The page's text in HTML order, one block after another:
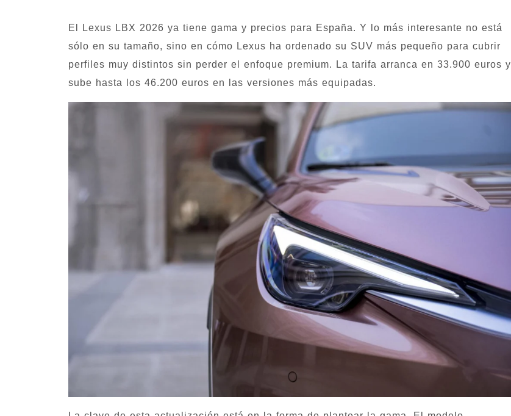
El Lexus LBX 2026 ya tiene gama y precios para España. Y lo más interesante no está
sólo en su tamaño, sino en cómo Lexus ha ordenado su SUV más pequeño para cubrir
perfiles muy distintos sin perder el enfoque premium. La tarifa arranca en 33.900 euros y
sube hasta los 46.200 euros en las versiones más equipadas.